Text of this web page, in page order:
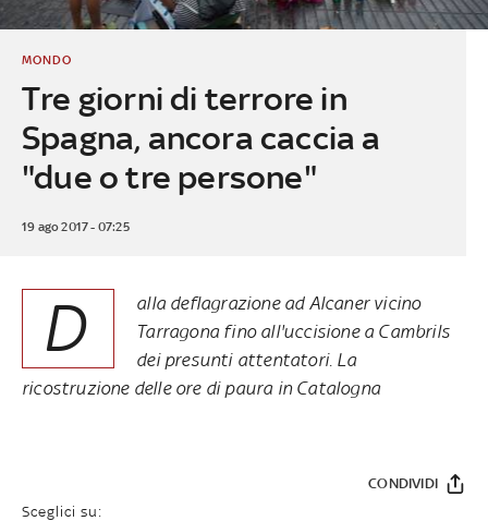
Tre giorni di terrore in
Spagna, ancora caccia a
"due o tre persone"
MONDO
19 ago 2017 - 07:25
D
alla deflagrazione ad Alcaner vicino
Tarragona fino all'uccisione a Cambrils
dei presunti attentatori. La
ricostruzione delle ore di paura in Catalogna
Sceglici su:
CONDIVIDI